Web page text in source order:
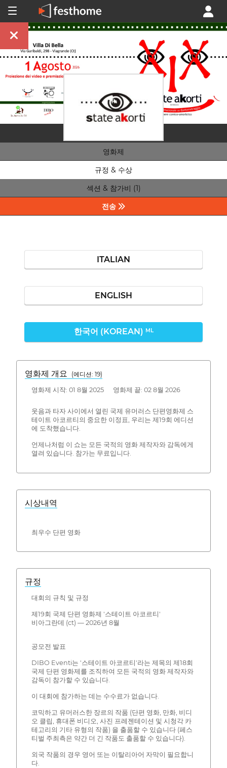
영화제
규정 & 수상
섹션 & 참가비 (1)
전송
ITALIAN
ENGLISH
한국어 (KOREAN) ML
영화제 개요 (에디션: 19)
영화제 시작: 01 8월 2025 영화제 끝: 02 8월 2026
웃음과 타자 사이에서 열린 국제 유머러스 단편영화제 스
테이트 아코르티의 중요한 이정표, 우리는 제19회 에디션
에 도착했습니다.
언제나처럼 이 쇼는 모든 국적의 영화 제작자와 감독에게
열려 있습니다. 참가는 무료입니다.
시상내역
최우수 단편 영화
규정
대회의 규칙 및 규정
제19회 국제 단편 영화제 '스테이트 아코르티'
비아그란데 (ct) — 2026년 8월
공모전 발표
DIBO Eventi는 '스테이트 아코르티'라는 제목의 제18회
국제 단편 영화제를 조직하여 모든 국적의 영화 제작자와
감독이 참가할 수 있습니다.
이 대회에 참가하는 데는 수수료가 없습니다.
코믹하고 유머러스한 장르의 작품 (단편 영화, 만화, 비디
오 클립, 휴대폰 비디오, 사진 프레젠테이션 및 시청각 카
테고리의 기타 유형의 작품) 을 출품할 수 있습니다 (페스
티벌 주최측은 약간 더 긴 작품도 출품할 수 있습니다).
외국 작품의 경우 영어 또는 이탈리아어 자막이 필요합니
다.